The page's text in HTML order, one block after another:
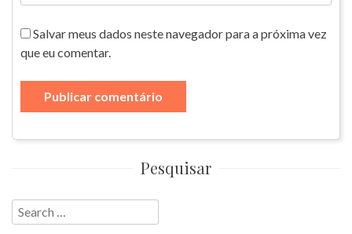
Salvar meus dados neste navegador para a próxima vez
que eu comentar.
Pesquisar
Search
for: